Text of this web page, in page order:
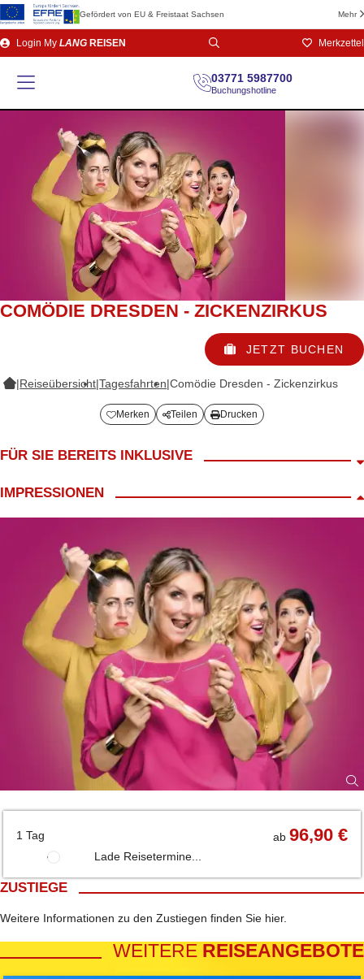
Gefördert von EU & Freistaat Sachsen Mehr
Direkt
zum
Login My LANG REISEN Merkzettel
03771 5987700
Buchungshotline
COMÖDIE DRESDEN - ZICKENZIRKUS
JETZT BUCHEN
|Reiseübersicht|Tagesfahrten|Comödie Dresden - Zickenzirkus
Merken Teilen Drucken
FÜR SIE BEREITS INKLUSIVE
Begrüßungskaffee
inkl. Mittagessen in Dresden
Zuschläge: Kat. B 3,-
Vorstellungsbeginn 15:00 Uhr
IMPRESSIONEN
1 Tag ab96,90 €
Lade Reisetermine...
ZUSTIEGE
Weitere Informationen zu den Zustiegen finden Sie hier.
WEITERE REISEANGEBOTE